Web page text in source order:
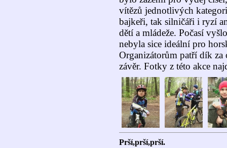
vítězů jednotlivých
bajkeři, tak silničáři i ryzí
dětí a mládeže. Počasí
nebyla sice ideální pro
Organizátorům patří dík za
závěr. Fotky z této akce
Prší,prší,prší.